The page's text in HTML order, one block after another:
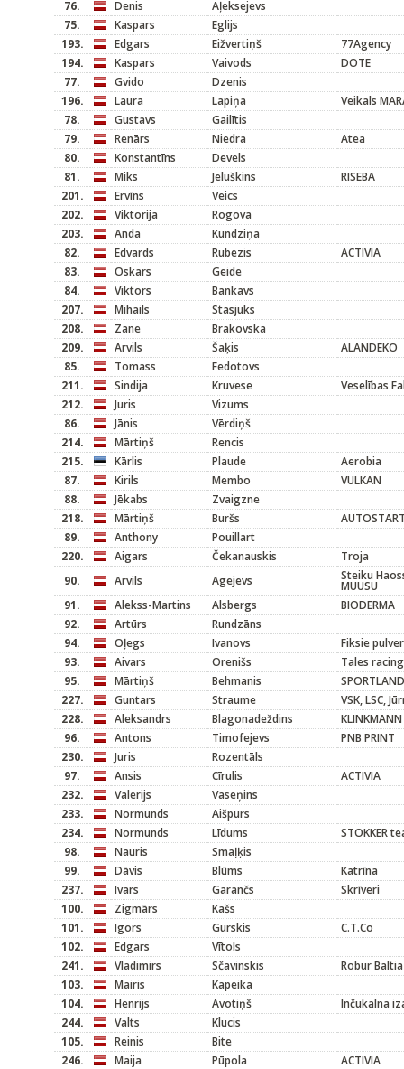
76.
Denis
Aļeksejevs
75.
Kaspars
Eglijs
193.
Edgars Eižvertiņš
77Agency
194.
Kaspars Vaivods
DOTE
77.
Gvido
Dzenis
196.
Laura Lapiņa
Veikals
78.
Gustavs
Gailītis
79.
Renārs Niedra
Atea
80.
Konstantīns
Devels
81.
Miks Jeluškins
RISEBA
201.
Ervīns
Veics
202.
Viktorija
Rogova
203.
Anda
Kundziņa
82.
Edvards Rubezis
ACTIVIA
83.
Oskars
Geide
84.
Viktors
Bankavs
207.
Mihails
Stasjuks
208.
Zane
Brakovska
209.
Arvils Šaķis
ALANDEKO
85.
Tomass
Fedotovs
211.
Sindija Kruvese
Veselības
212.
Juris
Vizums
86.
Jānis
Vērdiņš
214.
Mārtiņš
Rencis
215.
Kārlis Plaude
Aerobia
87.
Kirils Membo
VULKAN
88.
Jēkabs
Zvaigzne
218.
Mārtiņš Buršs
89.
Anthony
Pouillart
220.
Aigars Čekanauskis
Troja
90.
Arvils Agejevs Steiku
MUUSU
91.
Alekss-Martins Alsbergs
BIODERMA
92.
Artūrs
Rundzāns
94.
Oļegs Ivanovs
Fiksie
93.
Aivars Orenišs
Tales racing
95.
Mārtiņš Behmanis
SPORTLAND
227.
Guntars Straume
VSK, LSC,
228.
Aleksandrs Blagonadeždins
KLINKMANN
96.
Antons Timofejevs
PNB PRINT
230.
Juris
Rozentāls
97.
Ansis Cīrulis
ACTIVIA
232.
Valerijs
Vaseņins
233.
Normunds
Aišpurs
234.
Normunds Līdums
STOKKER
98.
Nauris
Smaļķis
99.
Dāvis Blūms
Katrīna
237.
Ivars Garančs
Skrīveri
100.
Zigmārs
Kašs
101.
Igors Gurskis
C.T.Co
102.
Edgars
Vītols
241.
Vladimirs Sčavinskis
Robur Baltia
103.
Mairis
Kapeika
104.
Henrijs Avotiņš
Inčukalna
244.
Valts
Klucis
105.
Reinis
Bite
246.
Maija Pūpola
ACTIVIA